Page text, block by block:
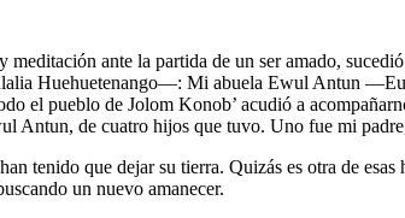
ante la partida de un ser amado,
Huehuetenango—: Mi abuela Ewul Antun
el pueblo de Jolom Konob’ acudió a
Antun, de cuatro hijos que tuvo. Uno fue mi
tenido que dejar su tierra. Quizás es otra de
un nuevo amanecer.